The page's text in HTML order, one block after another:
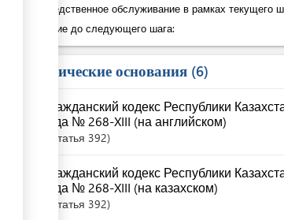
Непосредственное обслуживание в рамках текущего
Ожидание до следующего шага:
Юридические основания 6
Гражданский кодекс Республики
года № 268-XIII (на английском)
Статья 392
Гражданский кодекс Республики
года № 268-XIII (на казахском)
Статья 392